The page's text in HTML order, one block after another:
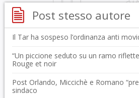
Post stesso autore
Il Tar ha sospeso l’ordinanza anti
“Un piccione seduto su un ramo riflette
Rouge et noir
Post Orlando, Miccichè e Romano
sindaco